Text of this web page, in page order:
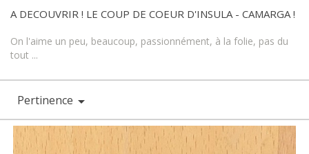
A DECOUVRIR ! LE COUP DE COEUR D'INSULA - CAMARGA !
On l'aime un peu, beaucoup, passionnément, à la folie, pas du
tout ...
Pertinence 